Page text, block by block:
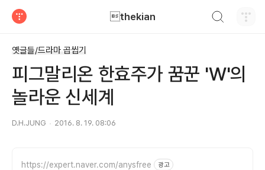
thekian
옛글들/드라마 곱씹기
피그말리온 한효주가 꿈꾼 'W'의
놀라운 신세계
D.H.JUNG 2016. 8. 19. 08:06
https://expert.naver.com/anysfree 광고